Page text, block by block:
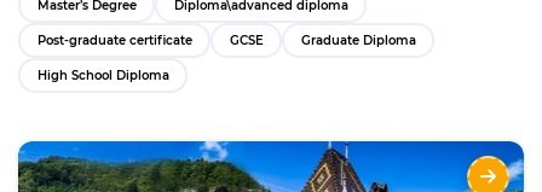
Master’s Degree Diploma\advanced diploma
Post-graduate certificate GCSE Graduate Diploma
High School Diploma
Institut Monte Rosa